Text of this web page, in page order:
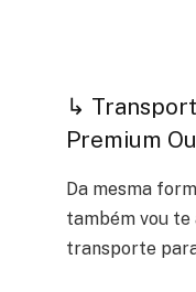
↳
Premium
Da mesma
também vou te
transporte